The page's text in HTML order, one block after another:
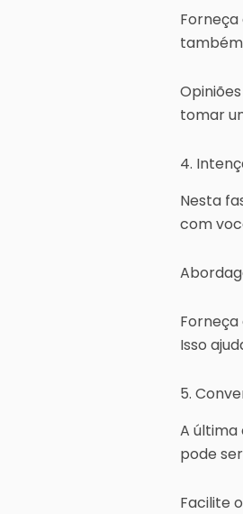
tomar
4.
Nesta
com
Isso
5.
A última
pode
Facilite